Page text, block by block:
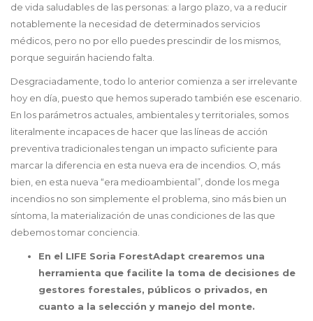
de vida saludables de las personas: a largo plazo, va a reducir
notablemente la necesidad de determinados servicios
médicos, pero no por ello puedes prescindir de los mismos,
porque seguirán haciendo falta.
Desgraciadamente, todo lo anterior comienza a ser irrelevante
hoy en día, puesto que hemos superado también ese escenario.
En los parámetros actuales, ambientales y territoriales, somos
literalmente incapaces de hacer que las líneas de acción
preventiva tradicionales tengan un impacto suficiente para
marcar la diferencia en esta nueva era de incendios. O, más
bien, en esta nueva “era medioambiental”, donde los mega
incendios no son simplemente el problema, sino más bien un
síntoma, la materialización de unas condiciones de las que
debemos tomar conciencia.
En el LIFE Soria ForestAdapt crearemos una
herramienta que facilite la toma de decisiones de
gestores forestales, públicos o privados, en
cuanto a la selección y manejo del monte.